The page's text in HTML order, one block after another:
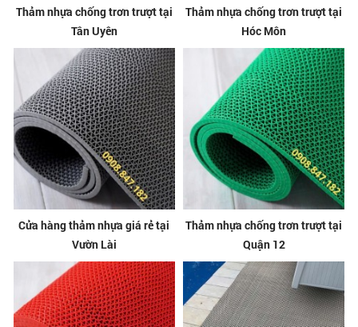
Thảm nhựa chống trơn trượt tại
Tân Uyên
Thảm nhựa chống trơn trượt tại
Hóc Môn
Cửa hàng thảm nhựa giá rẻ tại
Vườn Lài
Thảm nhựa chống trơn trượt tại
Quận 12